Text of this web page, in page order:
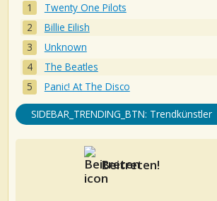
Twenty One Pilots
Billie Eilish
Unknown
The Beatles
Panic! At The Disco
SIDEBAR_TRENDING_BTN: Trendkünstler
Beitreten!